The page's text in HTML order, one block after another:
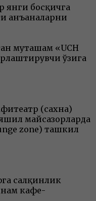
янги босқичга
анъаналарни
муҳташам «UCH
ўзига
(сахна)
майсазорларда
zone) ташкил
салқинлик
кафе-